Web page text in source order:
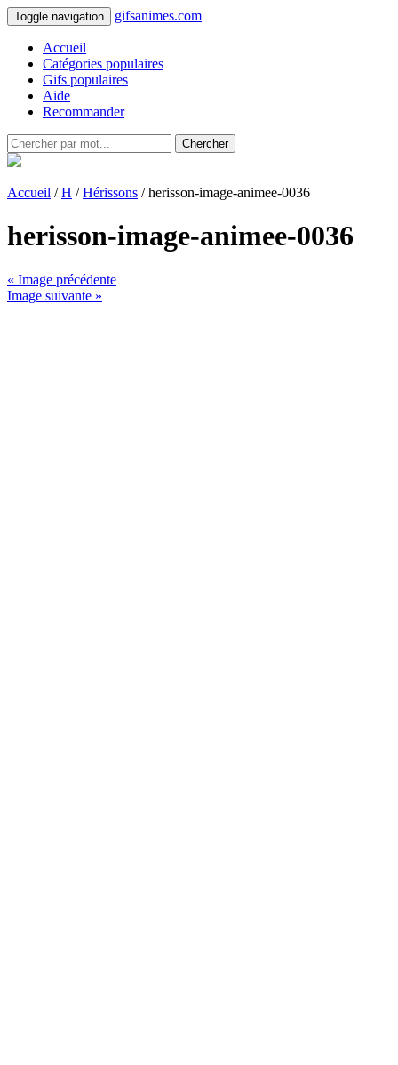
Toggle navigation gifsanimes.com
Accueil
Catégories populaires
Gifs populaires
Aide
Recommander
Chercher
Accueil /H /Hérissons / herisson-image-animee-0036
herisson-image-animee-0036
« Image précédente
Image suivante »